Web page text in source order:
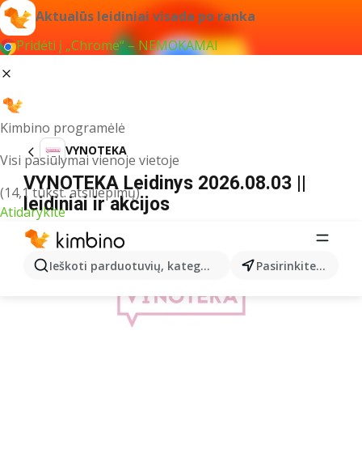
Aktualūs leidiniai visada po ranka
Pridėti į „Chrome“ – NEMOKAMAI
Kimbino programėlė
Visi pasiūlymai vienoje vietoje
(14,1 tūkst. atsiliepimų)
Atidarykite
Ieškoti parduotuvių, kategorijų, produktų... Pasirinkite miestą
VYNOTEKA
VYNOTEKA Leidinys 2026.08.03 ||
leidiniai ir akcijos